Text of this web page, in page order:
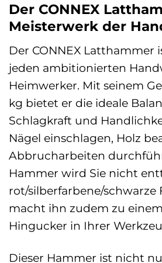
Der CONNEX
Meisterwerk der
Der CONNEX Latthammer
jeden ambitionierten
Heimwerker. Mit seinem
kg bietet er die ideale
Schlagkraft und
Nägel einschlagen, Holz
Abbrucharbeiten
Hammer wird Sie nicht
rot/silberfarbene/schwarze
macht ihn zudem zu
Hingucker in Ihrer
Dieser Hammer ist nicht